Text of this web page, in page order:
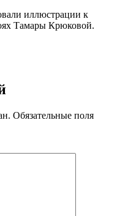
иллюстрации к
Тамары Крюковой.
Обязательные поля